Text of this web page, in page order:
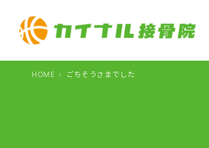
ス
HOME ごちそうさまでした